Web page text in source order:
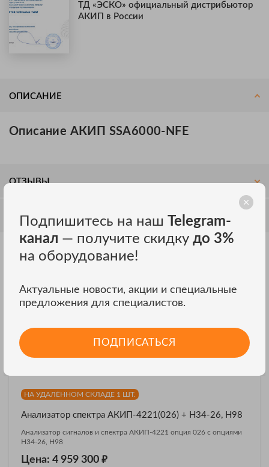
ТД «ЭСКО» официальный дистрибьютор
АКИП в России
ОПИСАНИЕ
Описание АКИП SSA6000-NFE
ОТЗЫВЫ
ОБСУЖДЕНИЕ
Другие модели АКИП
НА УДАЛЁННОМ СКЛАДЕ 1 ШТ.
Анализатор спектра АКИП-4221(026) + H34-26, H98
Анализатор сигналов и спектра АКИП-4221 опция 026 с опциями
H34-26, H98
Цена: 4 959 300 ₽
Подпишитесь на наш Telegram-
канал — получите скидку до 3%
на оборудование!
Актуальные новости, акции и специальные
предложения для специалистов.
ПОДПИСАТЬСЯ